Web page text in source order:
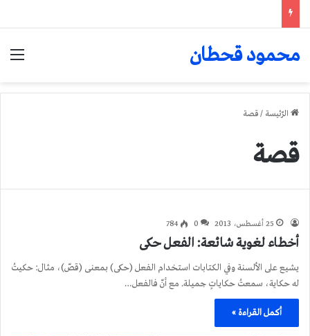
محمود قحطان
الرّئيسة /قصة
قصة
25 أغسطس، 2013 0
784
أخطاء لغوية شائعة: الفعل حكى
يشيع على الألسنة وفي الكتابات استخدام الفعل (حكى) بمعنى (قصّ)، مثال: حكيتُ
له حكاية، سمعتُ حكاياتٍ جميلة. مع أنّ فالفعل…
أكمل القراءة »